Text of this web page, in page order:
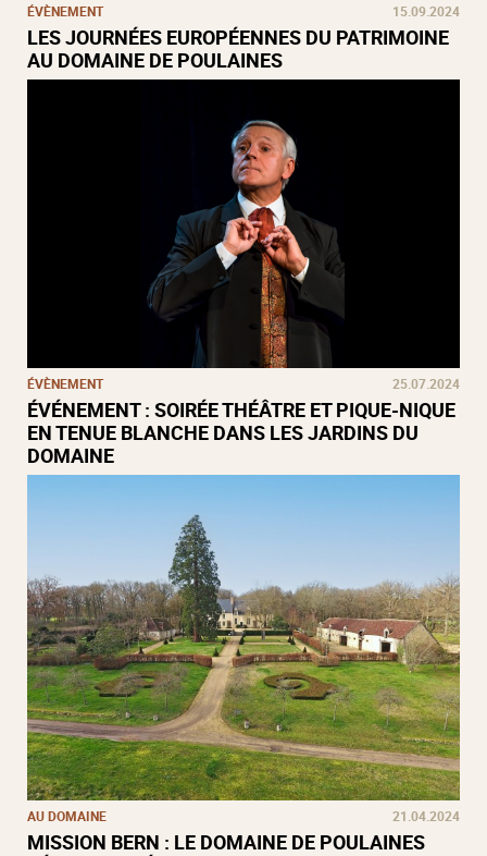
ÉVÈNEMENT 15.09.2024
LES JOURNÉES EUROPÉENNES DU PATRIMOINE
AU DOMAINE DE POULAINES
ÉVÈNEMENT 25.07.2024
ÉVÉNEMENT : SOIRÉE THÉÂTRE ET PIQUE-NIQUE
EN TENUE BLANCHE DANS LES JARDINS DU
DOMAINE
AU DOMAINE 21.04.2024
MISSION BERN : LE DOMAINE DE POULAINES